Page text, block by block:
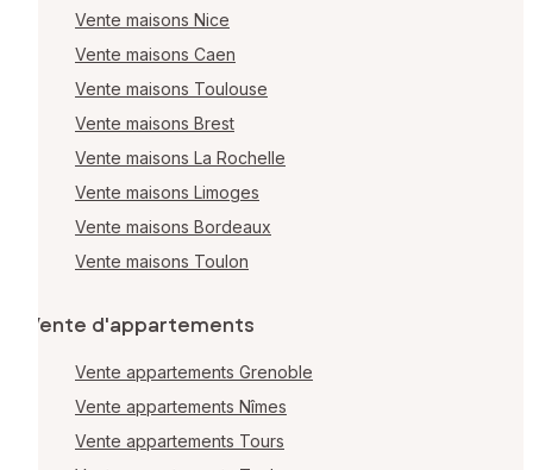
Vente maisons Nice
Vente maisons Caen
Vente maisons Toulouse
Vente maisons Brest
Vente maisons La Rochelle
Vente maisons Limoges
Vente maisons Bordeaux
Vente maisons Toulon
Vente d'appartements
Vente appartements Grenoble
Vente appartements Nîmes
Vente appartements Tours